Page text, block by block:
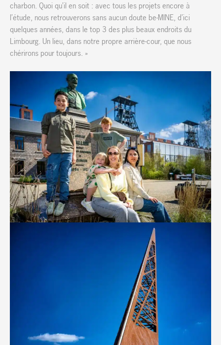
charbon. Quoi qu’il en soit : avec tous les projets encore à
l’étude, nous retrouverons sans aucun doute be-MINE, d’ici
quelques années, dans le top 3 des plus beaux endroits du
Limbourg. Un lieu, dans notre propre arrière-cour, que nous
chérirons pour toujours. »